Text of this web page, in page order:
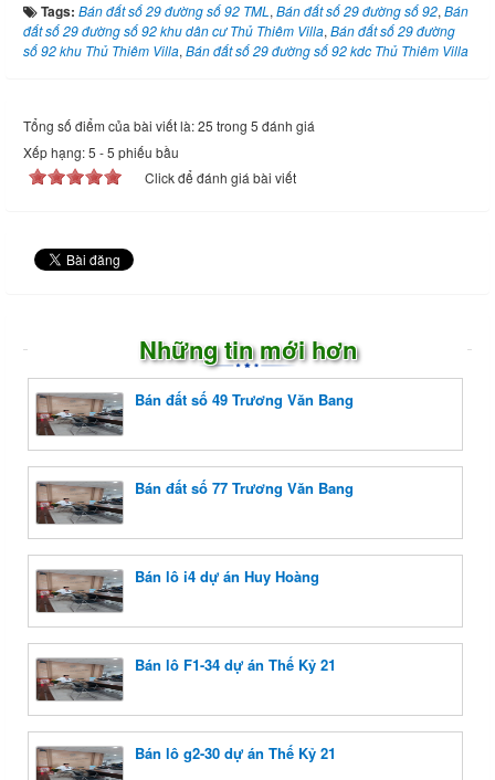
Tags: Bán đất số 29 đường số 92 TML,Bán đất số 29 đường số 92,Bán
đất số 29 đường số 92 khu dân cư Thủ Thiêm Villa,Bán đất số 29 đường
số 92 khu Thủ Thiêm Villa,Bán đất số 29 đường số 92 kdc Thủ Thiêm Villa
Tổng số điểm của bài viết là: 25 trong 5 đánh giá
Xếp hạng:5 -5 phiếu bầu
Click để đánh giá bài viết
Những tin mới hơn
Bán đất số 49 Trương Văn Bang
Bán đất số 77 Trương Văn Bang
Bán lô i4 dự án Huy Hoàng
Bán lô F1-34 dự án Thế Kỷ 21
Bán lô g2-30 dự án Thế Kỷ 21